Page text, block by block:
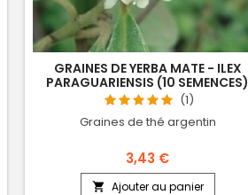
GRAINES DE YERBA MATE - ILEX
PARAGUARIENSIS (10 SEMENCES)
(1)
Graines de thé argentin
3,43 €
 Ajouter au panier